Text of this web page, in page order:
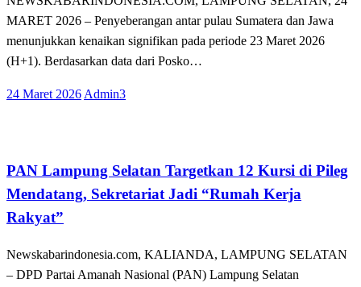
MARET 2026 – Penyeberangan antar pulau Sumatera dan Jawa
menunjukkan kenaikan signifikan pada periode 23 Maret 2026
(H+1). Berdasarkan data dari Posko…
Posted
24 Maret 2026 Admin3
PAN Lampung Selatan Targetkan 12 Kursi di Pileg
Mendatang, Sekretariat Jadi “Rumah Kerja
Rakyat”
Newskabarindonesia.com, KALIANDA, LAMPUNG SELATAN
– DPD Partai Amanah Nasional (PAN) Lampung Selatan